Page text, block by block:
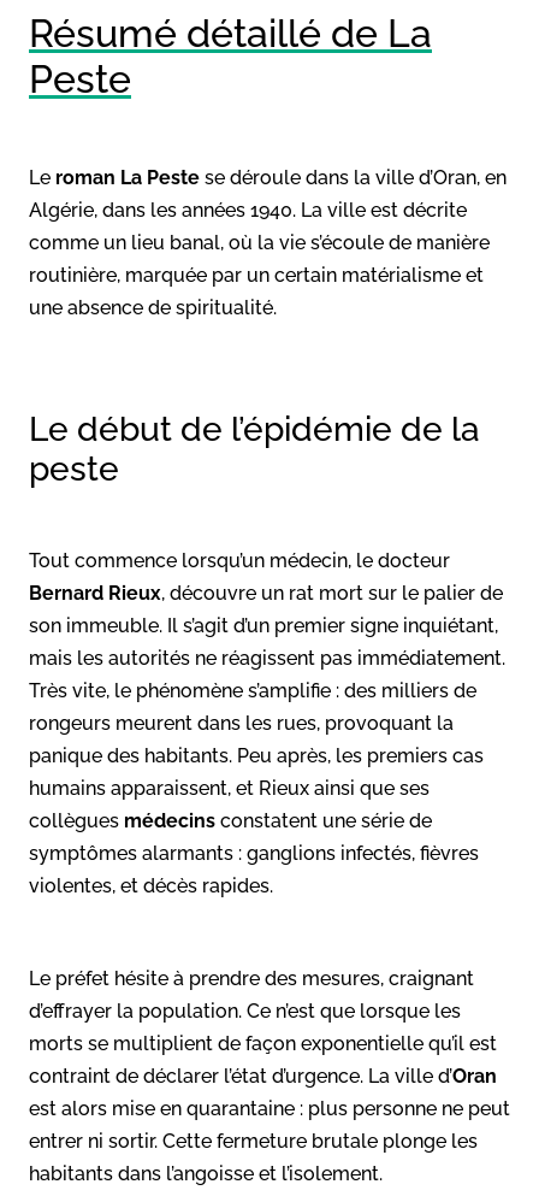
Résumé détaillé de La
Peste
Le roman La Peste se déroule dans la ville d’Oran, en
Algérie, dans les années 1940. La ville est décrite
comme un lieu banal, où la vie s’écoule de manière
routinière, marquée par un certain matérialisme et
une absence de spiritualité.
Le début de l’épidémie de la
peste
Tout commence lorsqu’un médecin, le docteur
Bernard Rieux, découvre un rat mort sur le palier de
son immeuble. Il s’agit d’un premier signe inquiétant,
mais les autorités ne réagissent pas immédiatement.
Très vite, le phénomène s’amplifie : des milliers de
rongeurs meurent dans les rues, provoquant la
panique des habitants. Peu après, les premiers cas
humains apparaissent, et Rieux ainsi que ses
collègues médecins constatent une série de
symptômes alarmants : ganglions infectés, fièvres
violentes, et décès rapides.
Le préfet hésite à prendre des mesures, craignant
d’effrayer la population. Ce n’est que lorsque les
morts se multiplient de façon exponentielle qu’il est
contraint de déclarer l’état d’urgence. La ville d’Oran
est alors mise en quarantaine : plus personne ne peut
entrer ni sortir. Cette fermeture brutale plonge les
habitants dans l’angoisse et l’isolement.